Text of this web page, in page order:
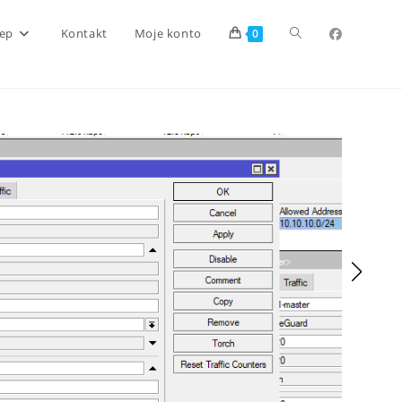
Kontakt Moje konto 0 Toggle